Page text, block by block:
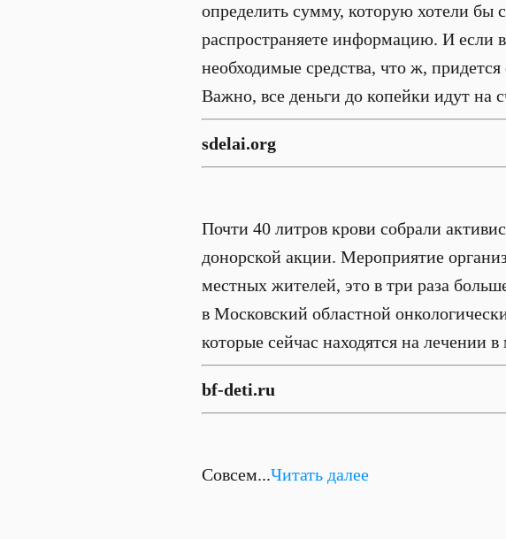
определить сумму, которую хотели
распространяете информацию. И если
необходимые средства, что ж,
Важно, все деньги до копейки идут на
sdelai.org
Почти 40 литров крови собрали
донорской акции. Мероприятие
местных жителей, это в три раза
в Московский областной
которые сейчас находятся на лечении
bf-deti.ru
Совсем...Читать далее